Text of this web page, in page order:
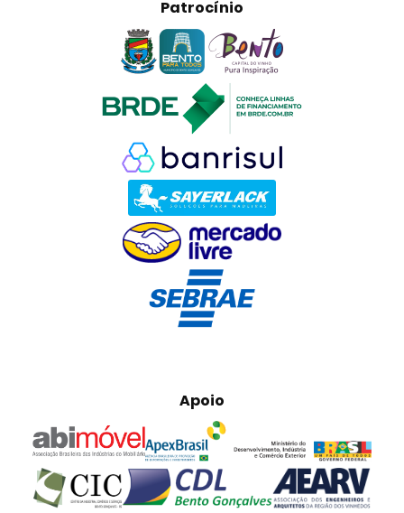
Patrocínio
Apoio